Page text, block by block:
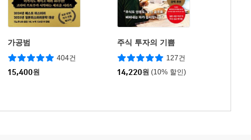
가공범
404건
15,400원
주식 투자의 기쁨
127건
14,220원 (10% 할인)